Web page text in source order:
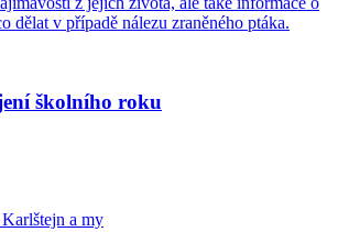
dělat v případě nálezu zraněného ptáka.
školního roku